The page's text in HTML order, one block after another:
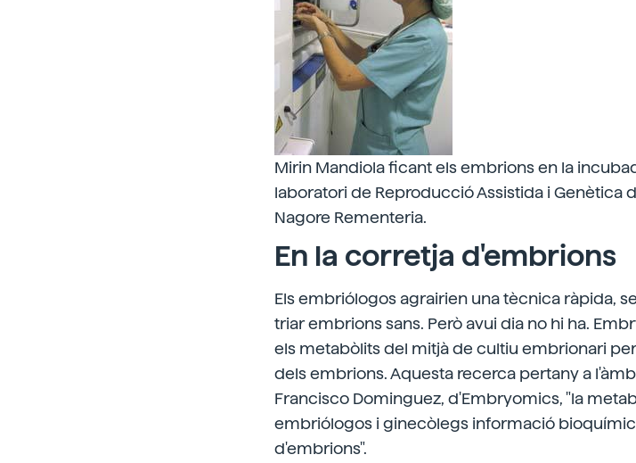
Mirin Mandiola ficant els embrions en la
laboratori de Reproducció Assistida i Genètica
Nagore Rementeria.
En la corretja d'embrions
Els embriólogos agrairien una tècnica ràpida,
triar embrions sans. Però avui dia no hi ha.
els metabòlits del mitjà de cultiu embrionari
dels embrions. Aquesta recerca pertany a
Francisco Dominguez, d'Embryomics, "la
embriólogos i ginecòlegs informació
d'embrions".